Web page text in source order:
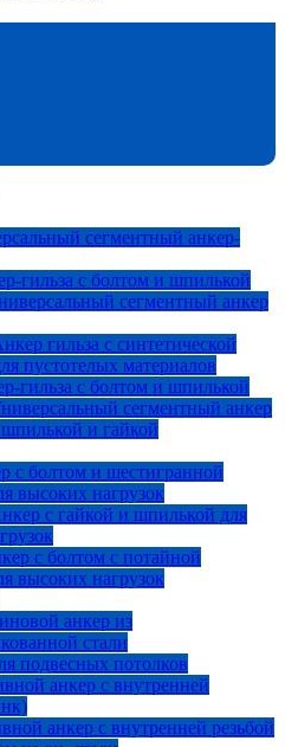
сегментный анкер-
гильза с болтом и шпилькой
сегментный анкер
гильза с синтетической
пустотелых материалов
гильза с болтом и шпилькой
сегментный анкер
и гайкой
с болтом и шестигранной
высоких нагрузок
с гайкой и шпилькой для
с болтом с потайной
высоких нагрузок
анкер из
стали
подвесных потолков
анкер с внутренней
анкер с внутренней резьбой